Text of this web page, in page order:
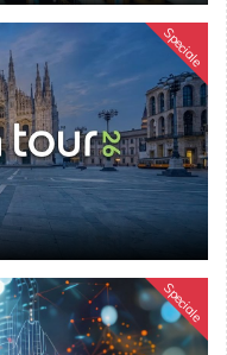
Speciale
Speciale